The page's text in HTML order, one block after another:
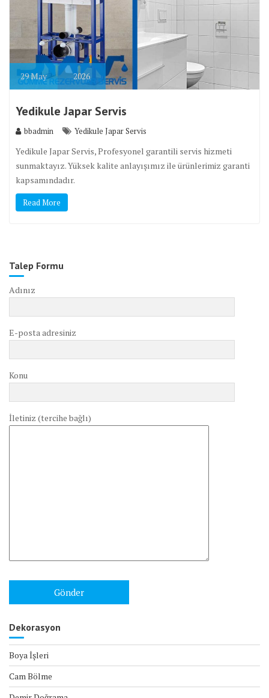
29May 2026
Yedikule Japar Servis
bbadmin Yedikule Japar Servis
Yedikule Japar Servis, Profesyonel garantili servis hizmeti
sunmaktayız. Yüksek kalite anlayışımız ile ürünlerimiz garanti
kapsamındadır.
Read More
Talep Formu
Adınız
E-posta adresiniz
Konu
İletiniz (tercihe bağlı)
Dekorasyon
Boya İşleri
Cam Bölme